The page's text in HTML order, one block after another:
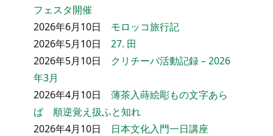
フェスタ開催
2026年6月10日 モロッコ旅行記
2026年5月10日 27. 田
2026年5月10日 クリチーバ活動記録 – 2026
年3月
2026年4月10日 薄茶入蒔絵彫もの文字あら
ば 順逆覚え扱ふと知れ
2026年4月10日 日本文化入門一日講座